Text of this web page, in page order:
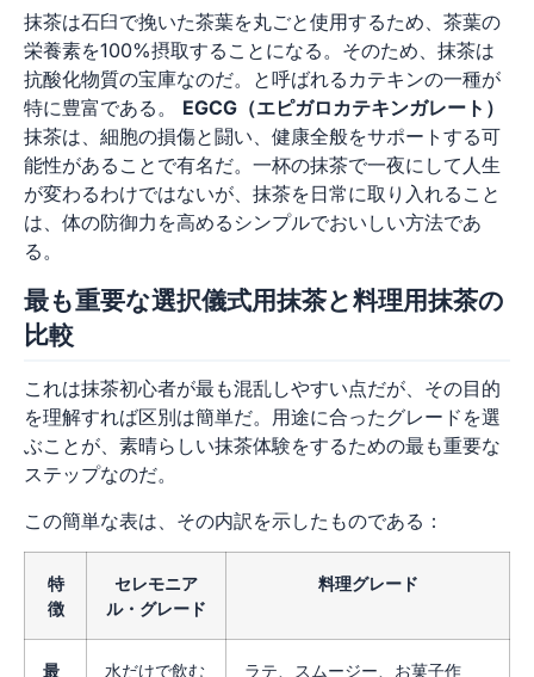
抹茶は石臼で挽いた茶葉を丸ごと使用するため、茶葉の
栄養素を100%摂取することになる。そのため、抹茶は
抗酸化物質の宝庫なのだ。と呼ばれるカテキンの一種が
特に豊富である。 EGCG（エピガロカテキンガレート）
抹茶は、細胞の損傷と闘い、健康全般をサポートする可
能性があることで有名だ。一杯の抹茶で一夜にして人生
が変わるわけではないが、抹茶を日常に取り入れること
は、体の防御力を高めるシンプルでおいしい方法であ
る。
最も重要な選択儀式用抹茶と料理用抹茶の
比較
これは抹茶初心者が最も混乱しやすい点だが、その目的
を理解すれば区別は簡単だ。用途に合ったグレードを選
ぶことが、素晴らしい抹茶体験をするための最も重要な
ステップなのだ。
この簡単な表は、その内訳を示したものである：
特
徴
セレモニア
ル・グレード
料理グレード
最 水だけで飲む ラテ、スムージー、お菓子作